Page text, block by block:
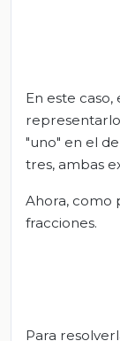
En este
"uno" en el
tres, ambas
Ahora, como
fracciones.
Para